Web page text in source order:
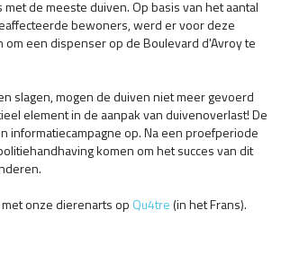
de meeste duiven. Op basis van het aantal
bewoners, werd er voor deze
om een dispenser op de Boulevard d'Avroy te
slagen, mogen de duiven niet meer gevoerd
element in de aanpak van duivenoverlast! De
informatiecampagne op. Na een proefperiode
komen om het succes van dit
onze dierenarts op Qu4tre (in het Frans).